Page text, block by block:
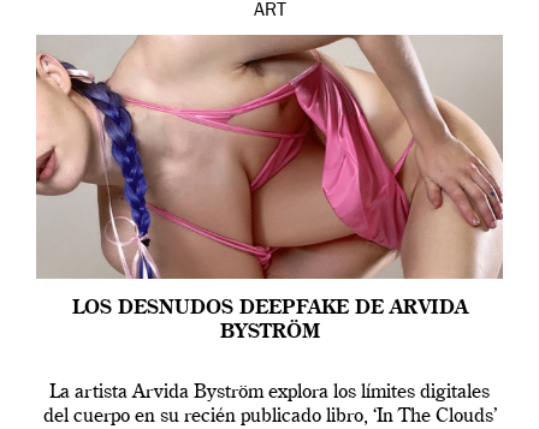
ART
LOS DESNUDOS DEEPFAKE DE ARVIDA
BYSTRÖM
La artista Arvida Byström explora los límites digitales
del cuerpo en su recién publicado libro, ‘In The Clouds’